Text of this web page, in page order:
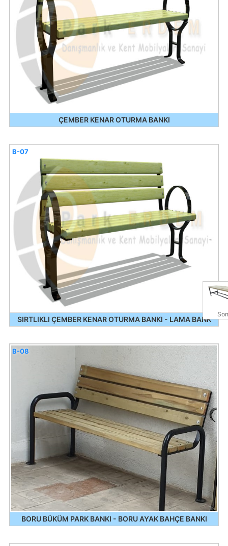
ÇEMBER KENAR OTURMA BANKI
SIRTLIKLI ÇEMBER KENAR OTURMA BANKI - LAMA BANK
B-07
BORU BÜKÜM PARK BANKI - BORU AYAK BAHÇE BANKI
B-08